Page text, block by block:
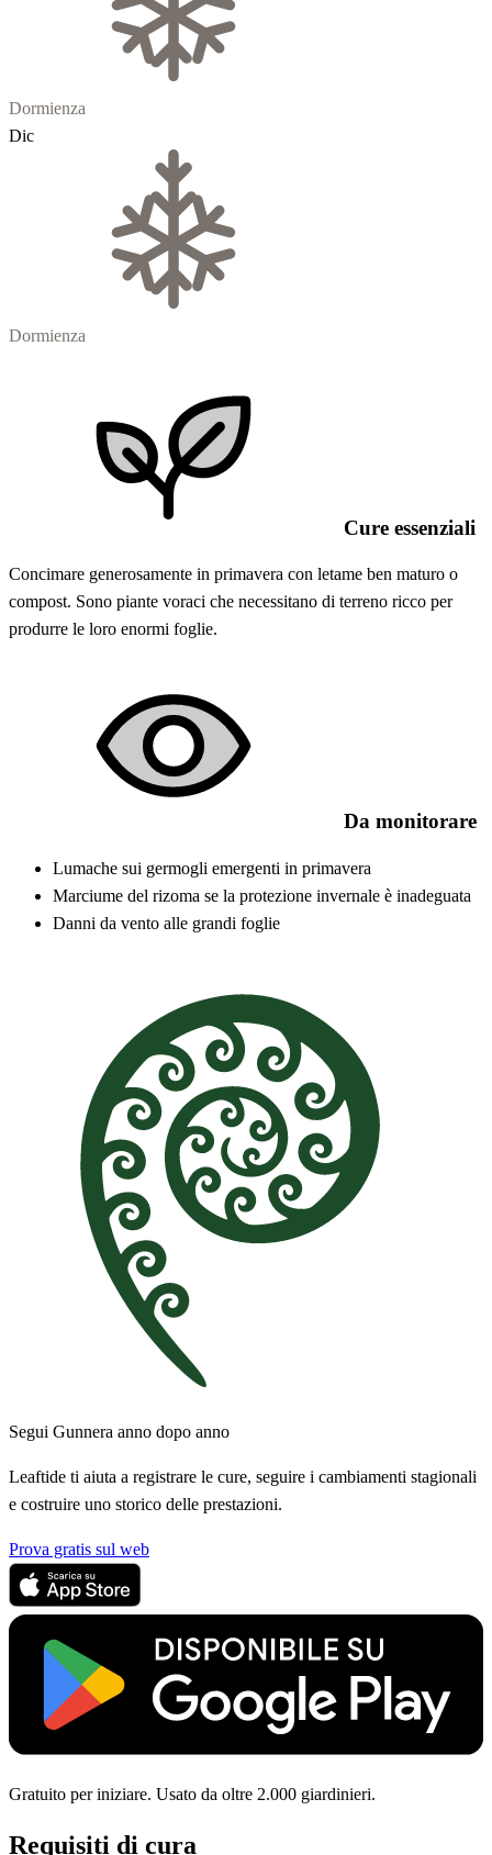
Dormienza
Dic
Dormienza
Cure essenziali
Concimare generosamente in primavera con letame ben maturo o
compost. Sono piante voraci che necessitano di terreno ricco per
produrre le loro enormi foglie.
Da monitorare
Lumache sui germogli emergenti in primavera
Marciume del rizoma se la protezione invernale è inadeguata
Danni da vento alle grandi foglie
Segui Gunnera anno dopo anno
Leaftide ti aiuta a registrare le cure, seguire i cambiamenti stagionali
e costruire uno storico delle prestazioni.
Prova gratis sul web
Gratuito per iniziare. Usato da oltre 2.000 giardinieri.
Requisiti di cura